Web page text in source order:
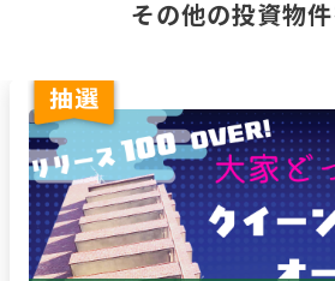
その他の投資物